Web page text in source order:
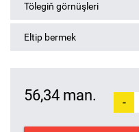
Tölegiň görnüşleri
Eltip bermek
56,34 man. -